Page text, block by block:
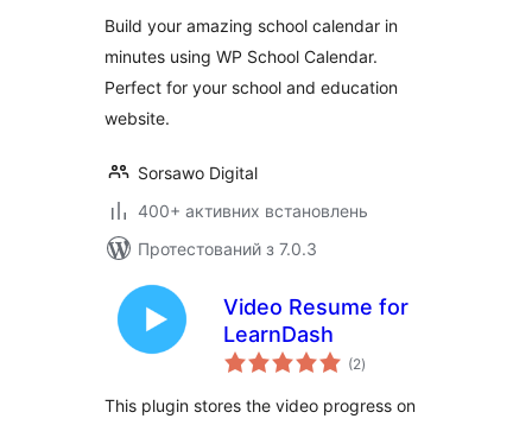
Build your amazing school calendar in
minutes using WP School Calendar.
Perfect for your school and education
website.
Sorsawo Digital
400+ активних встановлень
Протестований з 7.0.3
Video Resume for
LearnDash
(2загальний
рейтинг
)
This plugin stores the video progress on